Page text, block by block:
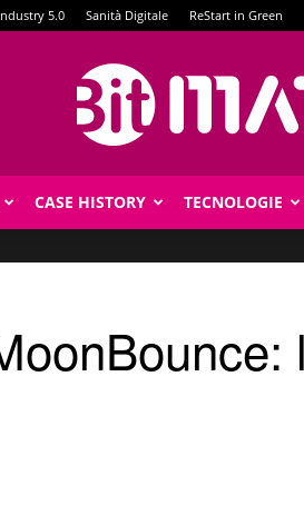
5.0 Sanità Digitale ReStart in Green
CASE HISTORY TECNOLOGIE